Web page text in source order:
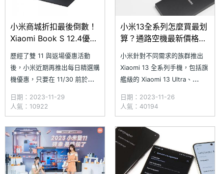
小米商城折扣最後倒數！
Xiaomi Book S 12.4優惠
歷經了雙 11 與返場優惠活動
後，小米近期再推出每日精選購
機優惠，只要在 11/30 前於小
品，即可享有最高 10,000 元購
機折扣，其中小米旗下首款運行
Windows 11 Home 作業系統的
2 in 1 輕薄平板 Xiaomi Book S
12.4，活動期間現
日期：2023-11-29
人氣：10922
小米13全系列怎麼買最划
算？通路空機最新價格一
小米針對不同需求的族群推出
Xiaomi 13 全系列手機，包括旗
艦級的 Xiaomi 13 Ultra、
以及可以輕鬆體驗徠卡攝影
的 Xiaomi 13T、Xiaomi 13T
Pro，還有雙前置自拍鏡頭
的 Xiaom
日期：2023-11-26
人氣：40194